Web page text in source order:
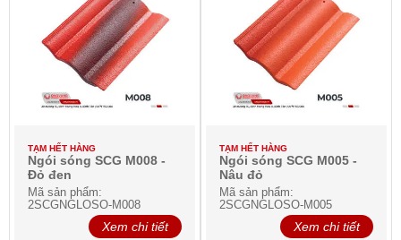
TẠM HẾT HÀNG
Ngói sóng SCG M008 -
Đỏ đen
Mã sản phẩm:
2SCGNGLOSO-M008
Xem chi tiết
TẠM HẾT HÀNG
Ngói sóng SCG M005 -
Nâu đỏ
Mã sản phẩm:
2SCGNGLOSO-M005
Xem chi tiết